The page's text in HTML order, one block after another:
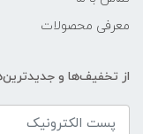
معرفی محصولات
از تخفیف‌ها و